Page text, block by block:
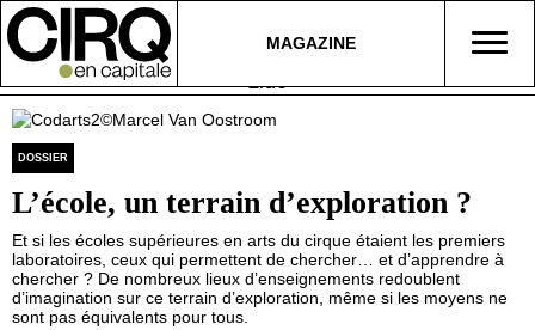
MAGAZINE
Lido
DOSSIER
L’école, un terrain d’exploration ?
Et si les écoles supérieures en arts du cirque étaient les premiers
laboratoires, ceux qui permettent de chercher… et d’apprendre à
chercher ? De nombreux lieux d’enseignements redoublent
d’imagination sur ce terrain d’exploration, même si les moyens ne
sont pas équivalents pour tous.